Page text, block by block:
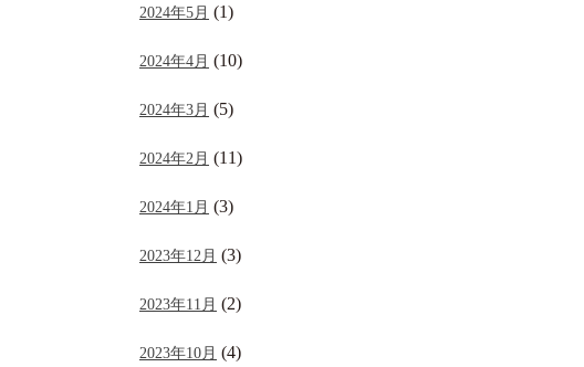
2024年5月 (1)
2024年4月 (10)
2024年3月 (5)
2024年2月 (11)
2024年1月 (3)
2023年12月 (3)
2023年11月 (2)
2023年10月 (4)